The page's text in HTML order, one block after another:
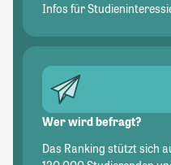
Infos für
Wer wird befragt?
Das Ranking stützt sich